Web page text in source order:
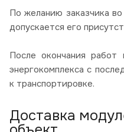
По желанию заказчика
допускается его
После окончания работ
энергокомплекса с
к транспортировке.
Доставка